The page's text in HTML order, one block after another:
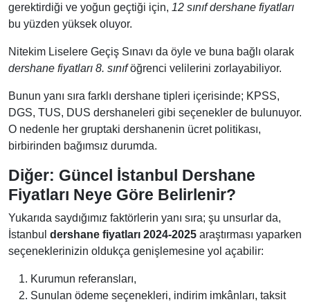
gerektirdiği ve yoğun geçtiği için, 12 sınıf dershane fiyatları
bu yüzden yüksek oluyor.
Nitekim Liselere Geçiş Sınavı da öyle ve buna bağlı olarak
dershane fiyatları 8. sınıföğrenci velilerini zorlayabiliyor.
Bunun yanı sıra farklı dershane tipleri içerisinde; KPSS,
DGS, TUS, DUS dershaneleri gibi seçenekler de bulunuyor.
O nedenle her gruptaki dershanenin ücret politikası,
birbirinden bağımsız durumda.
Diğer: Güncel İstanbul Dershane
Fiyatları Neye Göre Belirlenir?
Yukarıda saydığımız faktörlerin yanı sıra; şu unsurlar da,
İstanbul dershane fiyatları 2024-2025 araştırması yaparken
seçeneklerinizin oldukça genişlemesine yol açabilir:
Kurumun referansları,
Sunulan ödeme seçenekleri, indirim imkânları, taksit